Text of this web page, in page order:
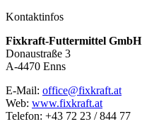
Kontaktinfos
Fixkraft-Futtermittel GmbH
Donaustraße 3
A-4470 Enns
E-Mail: office@fixkraft.at
Web: www.fixkraft.at
Telefon: +43 72 23 / 844 77